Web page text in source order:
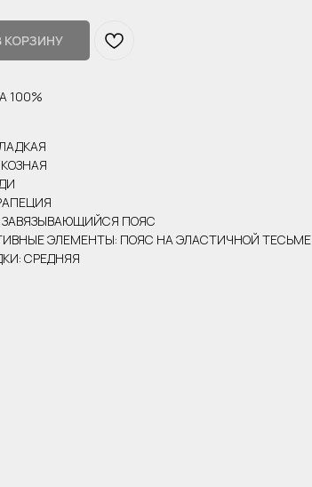
КОРЗИНУ
100%
ЗАВЯЗЫВАЮЩИЙСЯ ПОЯС
ЭЛЕМЕНТЫ: ПОЯС НА ЭЛАСТИЧНОЙ ТЕСЬМЕ
СРЕДНЯЯ